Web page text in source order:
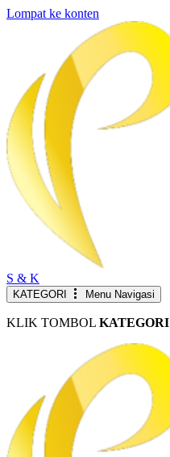
Lompat ke konten
S & K
KATEGORI Menu Navigasi
KLIK TOMBOL KATEGORI